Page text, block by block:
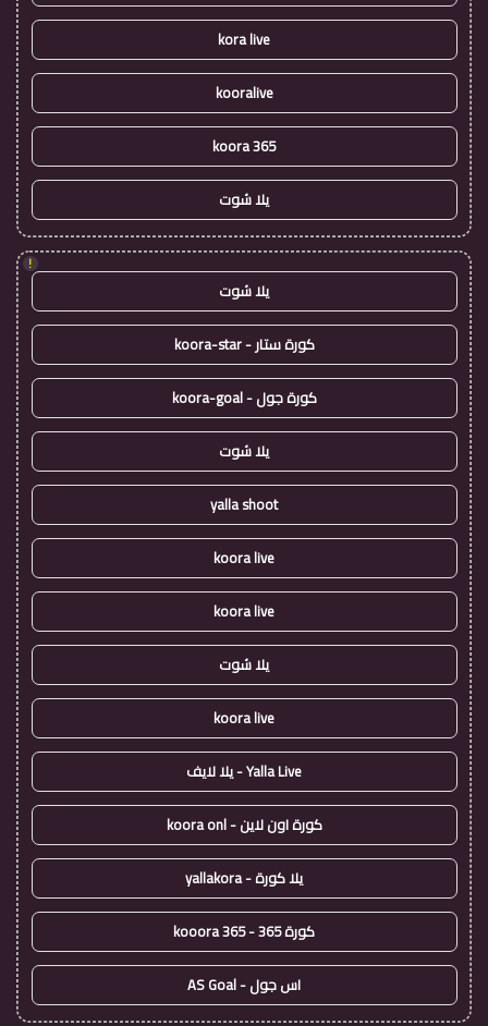
kora live
kooralive
koora 365
يلا شوت
!
يلا شوت
كورة ستار - koora-star
كورة جول - koora-goal
يلا شوت
yalla shoot
koora live
koora live
يلا شوت
koora live
Yalla Live - يلا لايف
كورة اون لاين - koora onl
يلا كورة - yallakora
كورة 365 - kooora 365
اس جول - AS Goal